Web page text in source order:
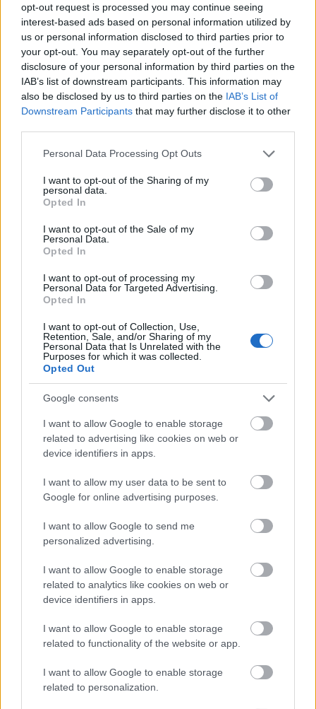
opt-out request is processed you may continue seeing
interest-based ads based on personal information utilized by
us or personal information disclosed to third parties prior to
your opt-out. You may separately opt-out of the further
disclosure of your personal information by third parties on the
IAB’s list of downstream participants. This information may
also be disclosed by us to third parties on the IAB’s List of
Downstream Participants that may further disclose it to other
Please note that this website/app uses one or more Google
not limited to your visit or usage behaviour. You may click to
grant or deny consent to Google and its third-party tags to
use your data for below specified purposes in below Google
consent section.
Personal Data Processing Opt Outs
I want to opt-out of the Sharing of my
personal data.
Opted In
I want to opt-out of the Sale of my
Personal Data.
Opted In
I want to opt-out of processing my
Personal Data for Targeted Advertising.
Opted In
I want to opt-out of Collection, Use,
Retention, Sale, and/or Sharing of my
Personal Data that Is Unrelated with the
Purposes for which it was collected.
Opted Out
Google consents
I want to allow Google to enable storage
related to advertising like cookies on web or
device identifiers in apps.
I want to allow my user data to be sent to
Google for online advertising purposes.
I want to allow Google to send me
personalized advertising.
I want to allow Google to enable storage
related to analytics like cookies on web or
device identifiers in apps.
I want to allow Google to enable storage
related to functionality of the website or app.
I want to allow Google to enable storage
related to personalization.
Ακολουθήστε το
πρώτοι όλες τιςειδήσειςαπό την Ελλάδα και τον κόσμο.